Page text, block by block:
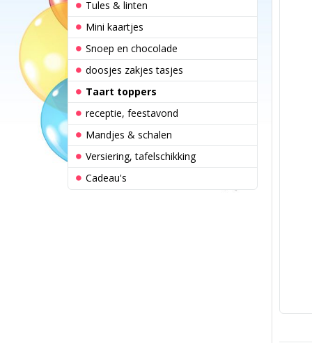
Tules & linten
Mini kaartjes
Snoep en chocolade
doosjes zakjes tasjes
Taart toppers
receptie, feestavond
Mandjes & schalen
Versiering, tafelschikking
Cadeau's